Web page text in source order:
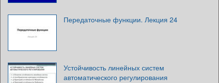
Передаточные функции. Лекция 24
Устойчивость линейных систем
автоматического регулирования